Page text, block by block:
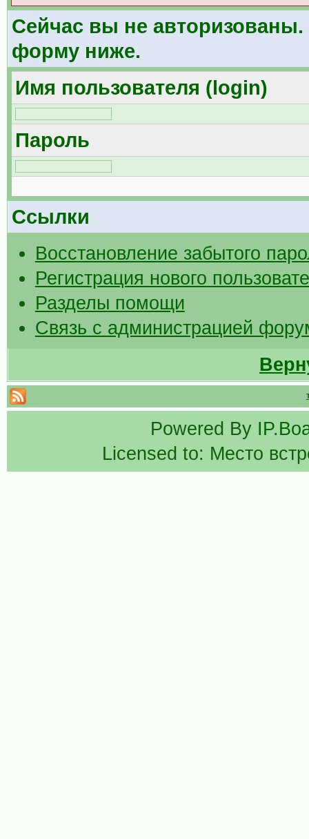
Сейчас вы не авторизованы.
форму ниже.
Имя пользователя (login)
Пароль
Ссылки
Восстановление забытого
Регистрация нового
Разделы помощи
Связь с администрацией
Powered By
Licensed to: Место